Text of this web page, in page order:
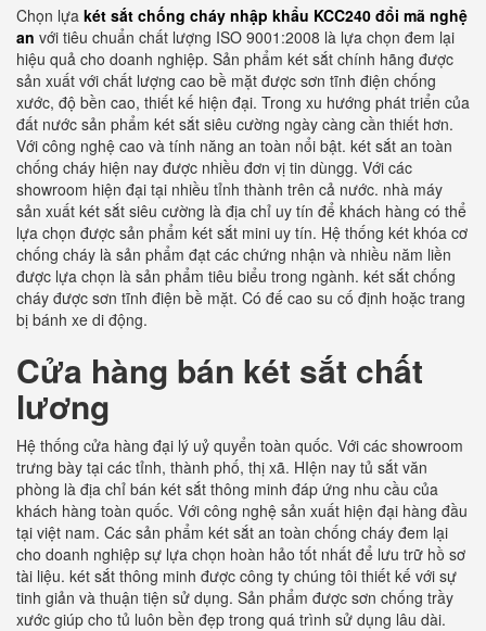
Chọn lựa két sắt chống cháy nhập khẩu KCC240 đổi mã nghệ
an với tiêu chuẩn chất lượng ISO 9001:2008 là lựa chọn đem lại
hiệu quả cho doanh nghiệp. Sản phẩm két sắt chính hãng được
sản xuất với chất lượng cao bề mặt được sơn tĩnh điện chống
xước, độ bền cao, thiết kế hiện đại. Trong xu hướng phát triển của
đất nước sản phẩm két sắt siêu cường ngày càng cần thiết hơn.
Với công nghệ cao và tính năng an toàn nổi bật. két sắt an toàn
chống cháy hiện nay được nhiều đơn vị tin dùngg. Với các
showroom hiện đại tại nhiều tỉnh thành trên cả nước. nhà máy
sản xuất két sắt siêu cường là địa chỉ uy tín để khách hàng có thể
lựa chọn được sản phẩm két sắt mini uy tín. Hệ thống két khóa cơ
chống cháy là sản phẩm đạt các chứng nhận và nhiều năm liền
được lựa chọn là sản phẩm tiêu biểu trong ngành. két sắt chống
cháy được sơn tĩnh điện bề mặt. Có đế cao su cố định hoặc trang
bị bánh xe di động.
Cửa hàng bán két sắt chất
lương
Hệ thống cửa hàng đại lý uỷ quyển toàn quốc. Với các showroom
trưng bày tại các tỉnh, thành phố, thị xã. HIện nay tủ sắt văn
phòng là địa chỉ bán két sắt thông minh đáp ứng nhu cầu của
khách hàng toàn quốc. Với công nghệ sản xuất hiện đại hàng đầu
tại việt nam. Các sản phẩm két sắt an toàn chống cháy đem lại
cho doanh nghiệp sự lựa chọn hoàn hảo tốt nhất để lưu trữ hồ sơ
tài liệu. két sắt thông minh được công ty chúng tôi thiết kế với sự
tinh giản và thuận tiện sử dụng. Sản phẩm được sơn chống trầy
xước giúp cho tủ luôn bền đẹp trong quá trình sử dụng lâu dài.